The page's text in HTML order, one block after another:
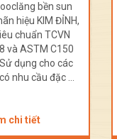
bền sun
hiệu KIM ĐỈNH,
chuẩn TCVN
và ASTM C150
dụng cho các
nhu cầu đặc ...
chi tiết